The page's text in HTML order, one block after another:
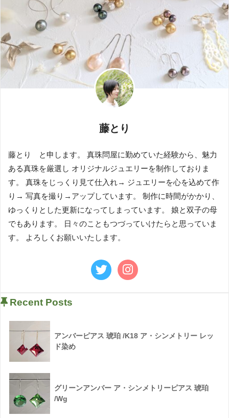
藤とり
藤とり と申します。 真珠問屋に勤めていた経験から、魅力
ある真珠を厳選し オリジナルジュエリーを制作しておりま
す。 真珠をじっくり見て仕入れ→ ジュエリーを心を込めて作
り→ 写真を撮り→アップしています。 制作に時間がかかり、
ゆっくりとした更新になってしまっています。 娘と双子の母
でもあります。 日々のこともつづっていけたらと思っていま
す。 よろしくお願いいたします。
Recent Posts
アンバーピアス 琥珀 /K18 ア・シンメトリー レッ
ド染め
グリーンアンバー ア・シンメトリーピアス 琥珀
/Wg